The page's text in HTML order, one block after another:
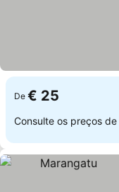
De € 25
Consulte os preços de